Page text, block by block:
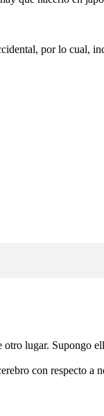
por lo cual,
lugar. Supongo
con respecto a